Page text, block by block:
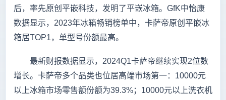
后，率先原创平嵌科技，发明了平嵌冰箱。GfK中怡康
数据显示，2023年冰箱畅销榜单中，卡萨帝原创平嵌冰
箱居TOP1，单型号份额最高。
最新财报数据显示，2024Q1卡萨帝继续实现2位数
增长。卡萨帝多个品类也位居高端市场第一：10000元
以上冰箱市场零售额份额为39.3%；10000元以上洗衣机